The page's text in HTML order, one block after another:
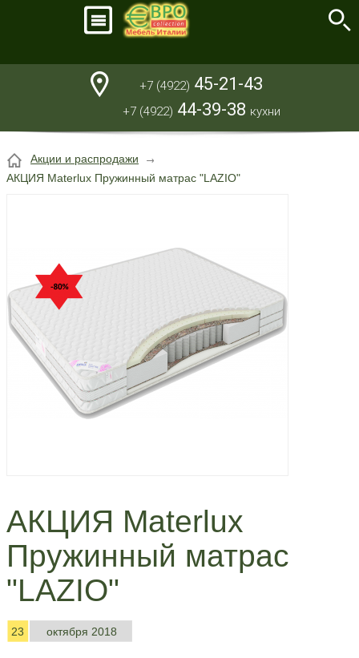
+7 (4922) 45-21-43
+7 (4922) 44-39-38 кухни
Акции и распродажи
АКЦИЯ Materlux Пружинный матрас "LAZIO"
АКЦИЯ Materlux
Пружинный матрас
"LAZIO"
23 октября 2018